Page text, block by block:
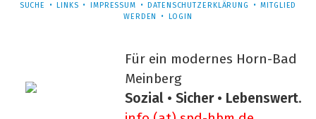
NAVIGATION
SUCHE LINKS IMPRESSUM DATENSCHUTZERKLÄRUNG
MITGLIED
WERDEN
LOGIN
Für ein modernes Horn-Bad
Meinberg
Sozial • Sicher • Lebenswert.